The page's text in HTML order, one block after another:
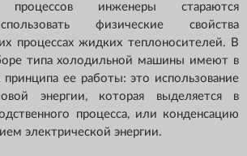
процессов инженеры стараются
физические свойства
процессах жидких теплоносителей. В
типа холодильной машины имеют в
принципа ее работы: это использование
энергии, которая выделяется в
процесса, или конденсацию
электрической энергии.